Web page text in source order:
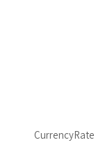
CurrencyRate